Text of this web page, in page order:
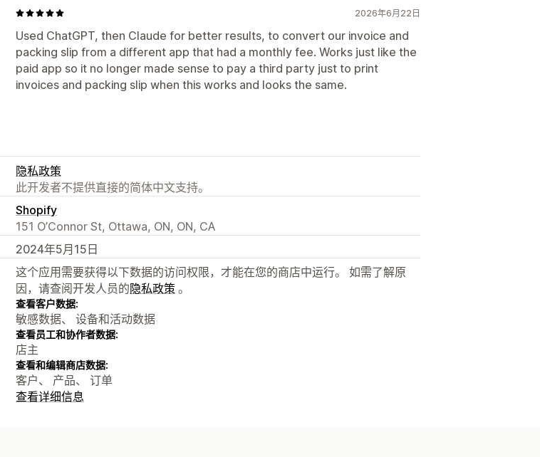
2026年6月22日
Used ChatGPT, then Claude for better results, to convert our invoice and
packing slip from a different app that had a monthly fee. Works just like the
paid app so it no longer made sense to pay a third party just to print
invoices and packing slip when this works and looks the same.
隐私政策
此开发者不提供直接的简体中文支持。
Shopify
151 O’Connor St, Ottawa, ON, ON, CA
2024年5月15日
这个应用需要获得以下数据的访问权限，才能在您的商店中运行。 如需了解原
因，请查阅开发人员的隐私政策 。
查看客户数据:
敏感数据、 设备和活动数据
查看员工和协作者数据:
店主
查看和编辑商店数据:
客户、 产品、 订单
查看详细信息